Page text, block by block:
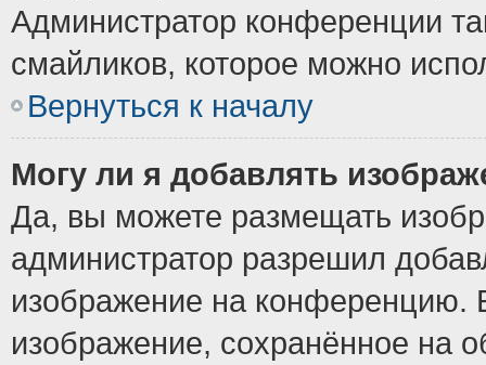
Администратор конференции
смайликов, которое можно
Вернуться к началу
Могу ли я добавлять
Да, вы можете размещать
администратор разрешил
изображение на конференцию.
изображение, сохранённое на